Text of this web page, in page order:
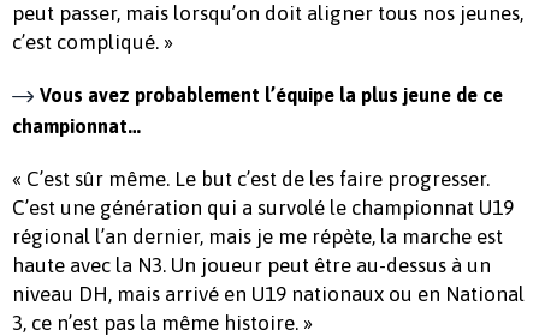
peut passer, mais lorsqu’on doit aligner tous nos jeunes,
c’est compliqué. »
Vous avez probablement l’équipe la plus jeune de ce
championnat…
« C’est sûr même. Le but c’est de les faire progresser.
C’est une génération qui a survolé le championnat U19
régional l’an dernier, mais je me répète, la marche est
haute avec la N3. Un joueur peut être au-dessus à un
niveau DH, mais arrivé en U19 nationaux ou en National
3, ce n’est pas la même histoire. »